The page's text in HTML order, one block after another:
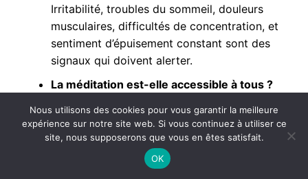
Irritabilité, troubles du sommeil, douleurs
musculaires, difficultés de concentration, et
sentiment d’épuisement constant sont des
signaux qui doivent alerter.
La méditation est-elle accessible à tous ?
même quelques minutes quotidiennes
peuvent produire des effets positifs notables.
Peut-on faire autrement que la méditation
Nous utilisons des cookies pour vous garantir la meilleure
expérience sur notre site web. Si vous continuez à utiliser ce
site, nous supposerons que vous en êtes satisfait.
OK